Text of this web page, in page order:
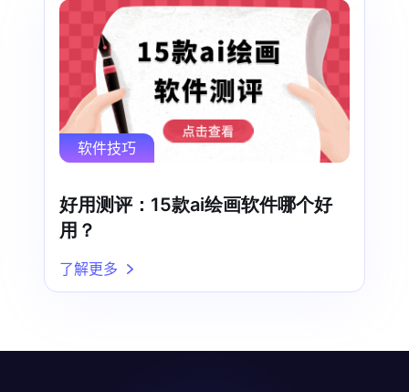
软件技巧
好用测评：15款ai绘画软件哪个好
用？
了解更多